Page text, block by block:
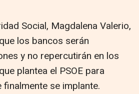
Social, Magdalena Valerio,
los bancos serán
y no repercutirán en los
plantea el PSOE para
se implante.